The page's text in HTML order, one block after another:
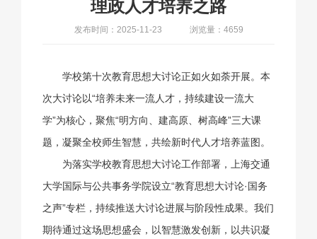
理政人才培养之路
发布时间：2025-11-23 浏览量：4659
学校第十次教育思想大讨论正如火如荼开展。本
次大讨论以“培养未来一流人才，持续建设一流大
学”为核心，聚焦“明方向、建高原、树高峰”三大课
题，凝聚全校师生智慧，共绘新时代人才培养蓝图。
为落实学校教育思想大讨论工作部署，上海交通
大学国际与公共事务学院设立“教育思想大讨论·国务
之声”专栏，持续推送大讨论进展与阶段性成果。我们
期待通过这场思想盛会，以智慧激发创新，以共识凝